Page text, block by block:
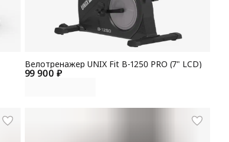
99 900 ₽
Велотренажер UNIX Fit B-1250 PRO (7" LCD)